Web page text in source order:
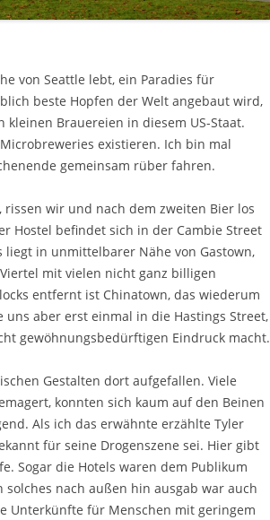
von Seattle lebt, ein Paradies für
beste Hopfen der Welt angebaut wird,
Brauereien in diesem US-Staat.
existieren. Ich bin mal
gemeinsam rüber fahren.
wir und nach dem zweiten Bier los
Hostel befindet sich in der Cambie Street
liegt in unmittelbarer Nähe von Gastown,
mit vielen nicht ganz billigen
entfernt ist Chinatown, das wiederum
aber erst einmal in die Hastings Street,
gewöhnungsbedürftigen Eindruck macht.
Gestalten dort aufgefallen. Viele
konnten sich kaum auf den Beinen
Als ich das erwähnte erzählte Tyler
für seine Drogenszene sei. Hier gibt
Sogar die Hotels waren dem Publikum
nach außen hin ausgab war auch
Unterkünfte für Menschen mit geringem